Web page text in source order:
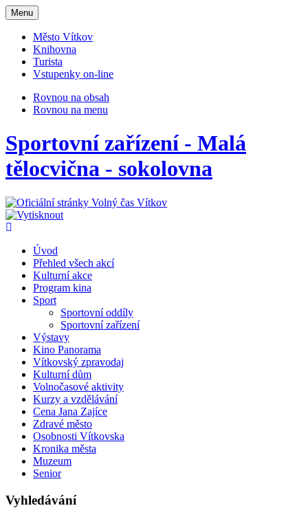
Otevřit
navigaci
Menu
Město Vítkov
Knihovna
Turista
Vstupenky on-line
Rovnou na obsah
Rovnou na menu
Sportovní zařízení - Malá
tělocvična - sokolovna
Úvod
Přehled všech akcí
Kulturní akce
Program kina
Sport
Sportovní oddíly
Sportovní zařízení
Výstavy
Kino Panorama
Vítkovský zpravodaj
Kulturní dům
Volnočasové aktivity
Kurzy a vzdělávání
Cena Jana Zajíce
Zdravé město
Osobnosti Vítkovska
Kronika města
Muzeum
Senior
Vyhledávání